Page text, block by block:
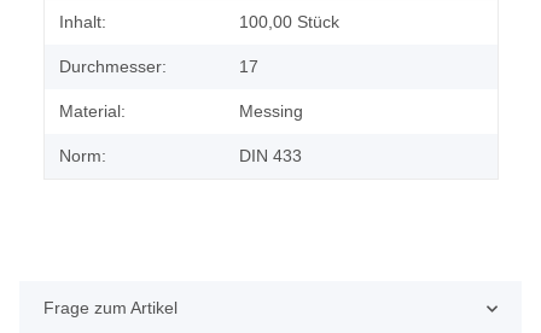
Produkteigenschaft
Wert
Inhalt: 100,00 Stück
Durchmesser: 17
Material: Messing
Norm: DIN 433
Frage zum Artikel